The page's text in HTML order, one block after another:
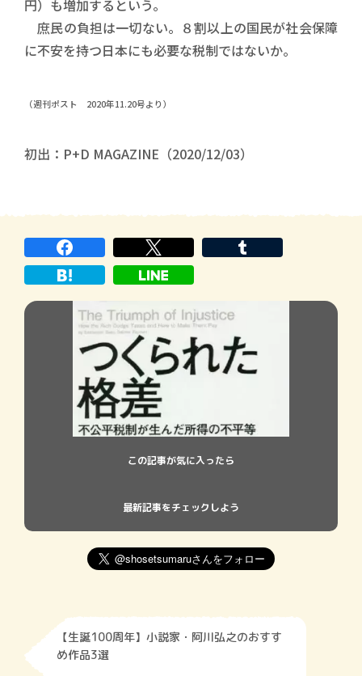
円）も増加するという。
庶民の負担は一切ない。８割以上の国民が社会保障
に不安を持つ日本にも必要な税制ではないか。
（週刊ポスト 2020年11.20号より）
初出：P+D MAGAZINE（2020/12/03）
この記事が気に入ったら
最新記事をチェックしよう
【生誕100周年】小説家・阿川弘之のおすす
め作品3選